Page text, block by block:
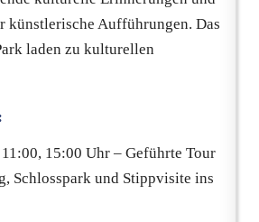
künstlerische Aufführungen. Das
laden zu kulturellen
15:00 Uhr – Geführte Tour
Schlosspark und Stippvisite ins